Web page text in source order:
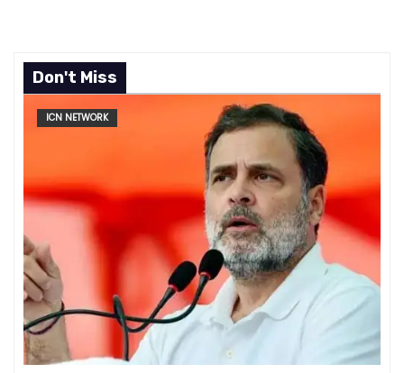
Don't Miss
ICN NETWORK